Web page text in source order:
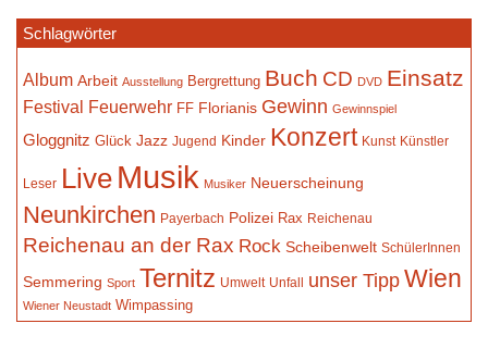
Schlagwörter
Album Arbeit Ausstellung Bergrettung Buch CD DVD Einsatz
Festival Feuerwehr FF Florianis Gewinn Gewinnspiel
Gloggnitz Glück Jazz Jugend Kinder Konzert Kunst Künstler
Leser Live Musik Musiker Neuerscheinung
Neunkirchen Payerbach Polizei Rax Reichenau
Reichenau an der Rax Rock Scheibenwelt SchülerInnen
Semmering Sport Ternitz Umwelt Unfall unser TippWien
Wiener Neustadt Wimpassing